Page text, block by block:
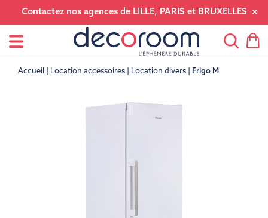
Contactez nos agences de LILLE, PARIS et BRUXELLES
Accueil Location accessoires Location divers Frigo M